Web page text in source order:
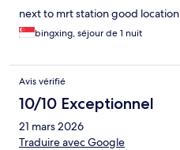
next to mrt station good location
bingxing, séjour de 1 nuit
Avis vérifié
10/10 Exceptionnel
21 mars 2026
Traduire avec Google